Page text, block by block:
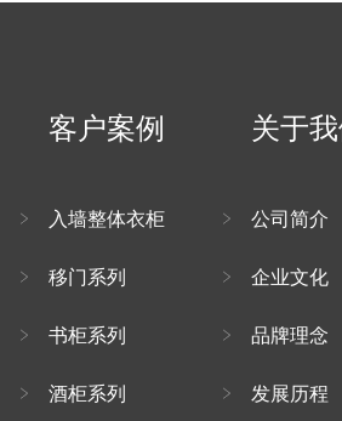
客户案例
入墙整体衣柜
移门系列
书柜系列
酒柜系列
关于
公司简介
企业文化
品牌理念
发展历程